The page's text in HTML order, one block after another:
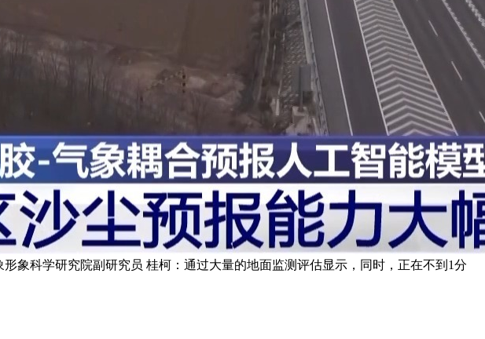
象科学研究院副研究员 桂柯：通过大量的地面监测评估显示，同时，正在不到1分